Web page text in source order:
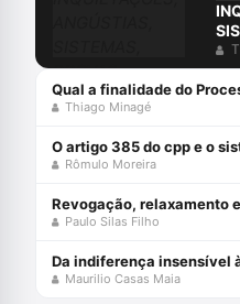
E
Thiago Minagé
Rômulo Moreira
Paulo Silas Filho
Maurilio Casas Maia